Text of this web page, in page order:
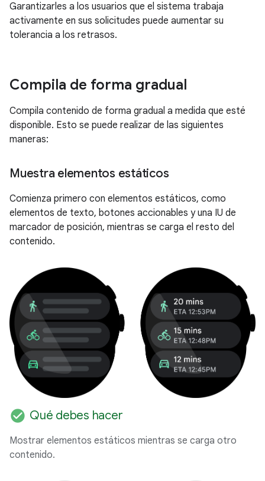
Garantizarles a los usuarios que el sistema trabaja
activamente en sus solicitudes puede aumentar su
tolerancia a los retrasos.
Compila de forma gradual
Compila contenido de forma gradual a medida que esté
disponible. Esto se puede realizar de las siguientes
maneras:
Muestra elementos estáticos
Comienza primero con elementos estáticos, como
elementos de texto, botones accionables y una IU de
marcador de posición, mientras se carga el resto del
contenido.
check_circle Qué debes hacer
Mostrar elementos estáticos mientras se carga otro
contenido.